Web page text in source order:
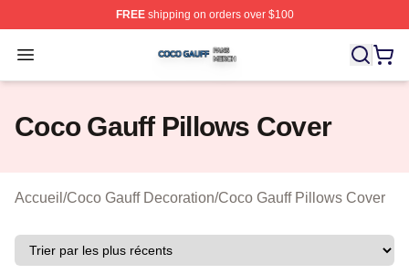
FREEshipping on orders over $100
Open menu
Coco Gauff Shop ⚡️ Officially Licensed Coco Gauff
Coco Gauff Pillows Cover
Accueil /Coco Gauff Decoration/Coco Gauff Pillows Cover